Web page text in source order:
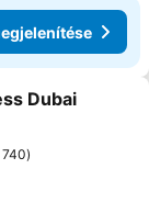
Dubai